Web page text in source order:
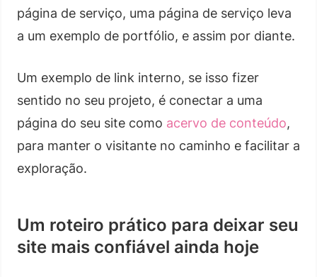
página de serviço, uma página de serviço leva
a um exemplo de portfólio, e assim por diante.
Um exemplo de link interno, se isso fizer
sentido no seu projeto, é conectar a uma
página do seu site como acervo de conteúdo,
para manter o visitante no caminho e facilitar a
exploração.
Um roteiro prático para deixar seu
site mais confiável ainda hoje